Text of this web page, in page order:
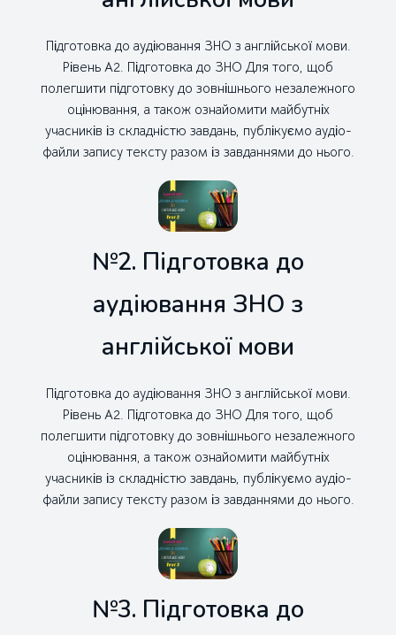
Підготовка до аудіювання ЗНО з англійської мови.
Рівень А2. Підготовка до ЗНО Для того, щоб
полегшити підготовку до зовнішнього незалежного
оцінювання, а також ознайомити майбутніх
учасників із складністю завдань, публікуємо аудіо-
файли запису тексту разом із завданнями до нього.
№2. Підготовка до
аудіювання ЗНО з
англійської мови
Підготовка до аудіювання ЗНО з англійської мови.
Рівень А2. Підготовка до ЗНО Для того, щоб
полегшити підготовку до зовнішнього незалежного
оцінювання, а також ознайомити майбутніх
учасників із складністю завдань, публікуємо аудіо-
файли запису тексту разом із завданнями до нього.
№3. Підготовка до